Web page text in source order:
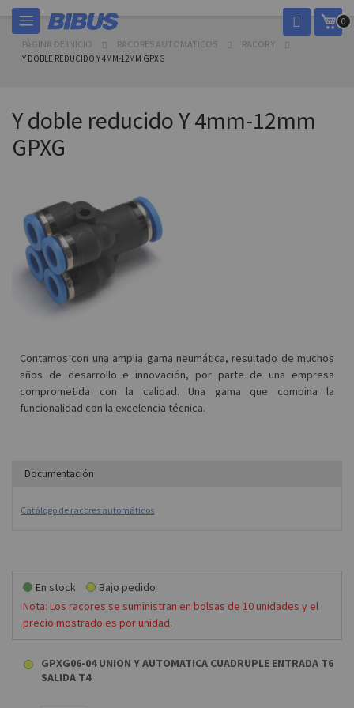
Ir
contenido
Mi
0
PÁGINA DE INICIO RACORES AUTOMATICOS RACOR Y
Y DOBLE REDUCIDO Y 4MM-12MM GPXG
Y doble reducido Y 4mm-12mm
GPXG
Contamos con una amplia gama neumática, resultado de muchos
años de desarrollo e innovación, por parte de una empresa
comprometida con la calidad. Una gama que combina la
funcionalidad con la excelencia técnica.
Documentación
Catálogo de racores automáticos
En stock
Bajo pedido
Nota: Los racores se suministran en bolsas de 10 unidades y el
precio mostrado es por unidad.
GPXG06-04 UNION Y AUTOMATICA CUADRUPLE ENTRADA T6
SALIDA T4